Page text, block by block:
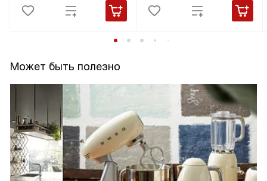
Может быть полезно